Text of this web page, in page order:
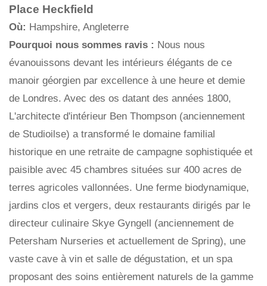
Place Heckfield
Où: Hampshire, Angleterre
Pourquoi nous sommes ravis : Nous nous
évanouissons devant les intérieurs élégants de ce
manoir géorgien par excellence à une heure et demie
de Londres. Avec des os datant des années 1800,
L'architecte d'intérieur Ben Thompson (anciennement
de Studioilse) a transformé le domaine familial
historique en une retraite de campagne sophistiquée et
paisible avec 45 chambres situées sur 400 acres de
terres agricoles vallonnées. Une ferme biodynamique,
jardins clos et vergers, deux restaurants dirigés par le
directeur culinaire Skye Gyngell (anciennement de
Petersham Nurseries et actuellement de Spring), une
vaste cave à vin et salle de dégustation, et un spa
proposant des soins entièrement naturels de la gamme